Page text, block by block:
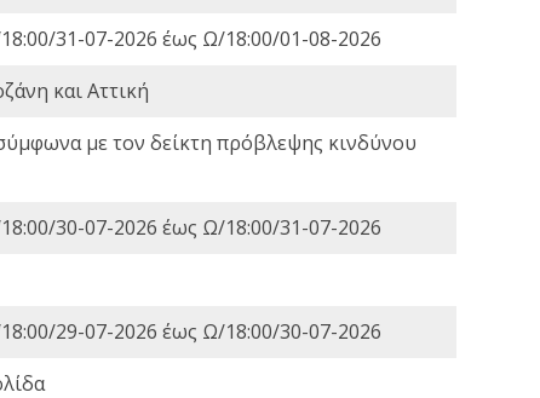
31-07-2026 έως Ω/18:00/01-08-2026
και Αττική
με τον δείκτη πρόβλεψης κινδύνου
30-07-2026 έως Ω/18:00/31-07-2026
29-07-2026 έως Ω/18:00/30-07-2026